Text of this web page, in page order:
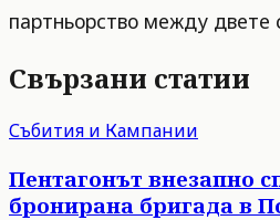
партньорство между двете
Свързани статии
Събития и Кампании
Пентагонът внезапно
бронирана бригада в